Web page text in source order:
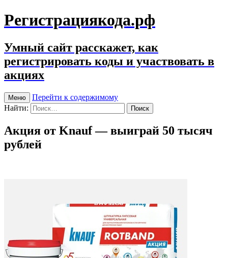
Регистрациякода.рф
Умный сайт расскажет, как
регистрировать коды и участвовать в
акциях
Меню
Перейти к содержимому
Найти:
Акция от Knauf — выиграй 50 тысяч
рублей